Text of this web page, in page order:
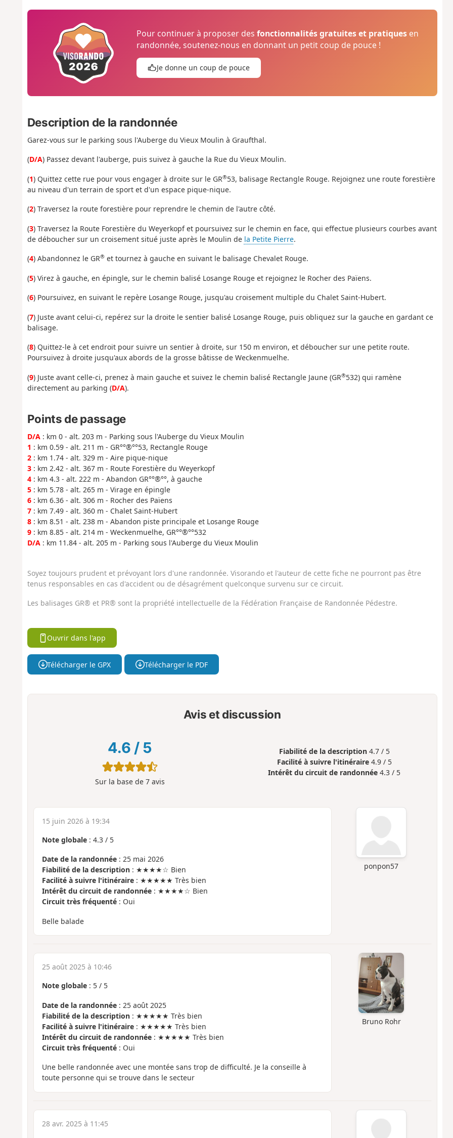
Pour continuer à proposer desfonctionnalités gratuites et pratiques en
randonnée, soutenez-nous en donnant un petit coup de pouce !
Je donne un coup de pouce
Description de la randonnée
Garez-vous sur le parking sous l'Auberge du Vieux Moulin à Graufthal.
(D/A) Passez devant l'auberge, puis suivez à gauche la Rue du Vieux Moulin.
(1) Quittez cette rue pour vous engager à droite sur le GR®53, balisage Rectangle Rouge. Rejoignez une route forestière
au niveau d'un terrain de sport et d'un espace pique-nique.
(2) Traversez la route forestière pour reprendre le chemin de l'autre côté.
(3) Traversez la Route Forestière du Weyerkopf et poursuivez sur le chemin en face, qui effectue plusieurs courbes avant
de déboucher sur un croisement situé juste après le Moulin de la Petite Pierre.
(4) Abandonnez le GR®et tournez à gauche en suivant le balisage Chevalet Rouge.
(5) Virez à gauche, en épingle, sur le chemin balisé Losange Rouge et rejoignez le Rocher des Païens.
(6) Poursuivez, en suivant le repère Losange Rouge, jusqu'au croisement multiple du Chalet Saint-Hubert.
(7) Juste avant celui-ci, repérez sur la droite le sentier balisé Losange Rouge, puis obliquez sur la gauche en gardant ce
balisage.
(8) Quittez-le à cet endroit pour suivre un sentier à droite, sur 150 m environ, et déboucher sur une petite route.
Poursuivez à droite jusqu'aux abords de la grosse bâtisse de Weckenmuelhe.
(9) Juste avant celle-ci, prenez à main gauche et suivez le chemin balisé Rectangle Jaune (GR®532) qui ramène
directement au parking (D/A).
Points de passage
D/A: km 0 - alt. 203 m - Parking sous l'Auberge du Vieux Moulin
1 : km 0.59 - alt. 211 m - GR°°®°°53, Rectangle Rouge
2: km 1.74 - alt. 329 m - Aire pique-nique
3: km 2.42 - alt. 367 m - Route Forestière du Weyerkopf
4: km 4.3 - alt. 222 m - Abandon GR°°®°°, à gauche
5: km 5.78 - alt. 265 m - Virage en épingle
6: km 6.36 - alt. 306 m - Rocher des Païens
7: km 7.49 - alt. 360 m - Chalet Saint-Hubert
8: km 8.51 - alt. 238 m - Abandon piste principale et Losange Rouge
9: km 8.85 - alt. 214 m - Weckenmuelhe, GR°°®°°532
D/A: km 11.84 - alt. 205 m - Parking sous l'Auberge du Vieux Moulin
Soyez toujours prudent et prévoyant lors d'une randonnée. Visorando et l'auteur de cette fiche ne pourront pas être
tenus responsables en cas d'accident ou de désagrément quelconque survenu sur ce circuit.
Les balisages GR® et PR® sont la propriété intellectuelle de la Fédération Française de Randonnée Pédestre.
Ouvrir dans l'app
Télécharger le GPX Télécharger le PDF
Avis et discussion
4.6 / 5
Sur la base de 7avis
Fiabilité de la description 4.7 / 5
Facilité à suivre l'itinéraire 4.9 / 5
Intérêt du circuit de randonnée 4.3 / 5
ponpon57
15 juin 2026 à 19:34
Note globale: 4.3/ 5
Date de la randonnée: 25 mai 2026
Fiabilité de la description: ★★★★☆ Bien
Facilité à suivre l'itinéraire: ★★★★★ Très bien
Intérêt du circuit de randonnée: ★★★★☆ Bien
Circuit très fréquenté: Oui
Belle balade
Bruno Rohr
25 août 2025 à 10:46
Note globale: 5/ 5
Date de la randonnée: 25 août 2025
Fiabilité de la description: ★★★★★ Très bien
Facilité à suivre l'itinéraire: ★★★★★ Très bien
Intérêt du circuit de randonnée: ★★★★★ Très bien
Circuit très fréquenté: Oui
Une belle randonnée avec une montée sans trop de difficulté. Je la conseille à
toute personne qui se trouve dans le secteur
28 avr. 2025 à 11:45